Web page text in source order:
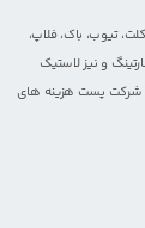
،تیوب، باک،فلاپ،
و نیز لاستیک
با شرکت پست هزینه های